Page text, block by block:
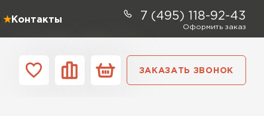
Контакты 7 (495) 118-92-43
Оформить заказ
ЗАКАЗАТЬ ЗВОНОК
Контакты